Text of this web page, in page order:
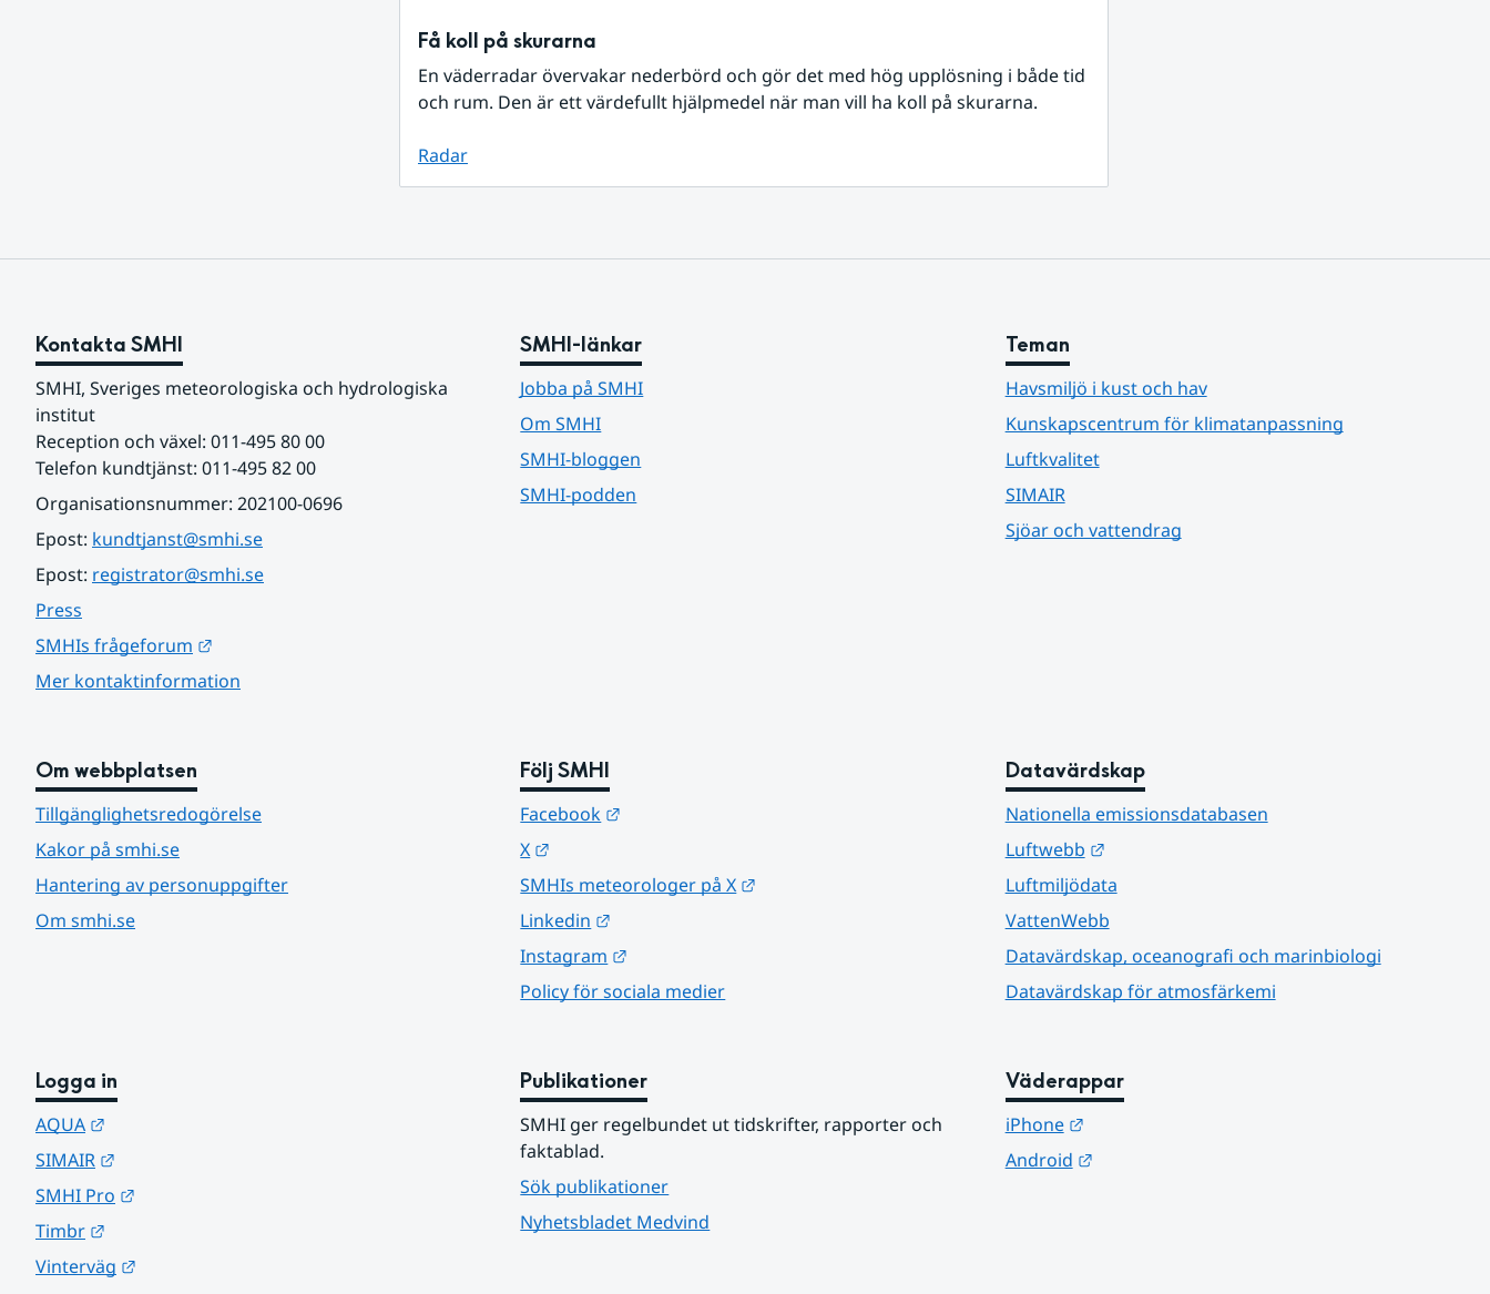
Få koll på skurarna
En väderradar övervakar nederbörd och gör det med hög upplösning i både tid
och rum. Den är ett värdefullt hjälpmedel när man vill ha koll på skurarna.
Radar
Kontakta SMHI
SMHI, Sveriges meteorologiska och hydrologiska
institut
Reception och växel: 011-495 80 00
Telefon kundtjänst: 011-495 82 00
Organisationsnummer: 202100-0696
Epost: kundtjanst@smhi.se
Epost: registrator@smhi.se
Press
SMHIs frågeforum
Mer kontaktinformation
SMHI-länkar
Jobba på SMHI
Om SMHI
SMHI-bloggen
SMHI-podden
Teman
Havsmiljö i kust och hav
Kunskapscentrum för klimatanpassning
Luftkvalitet
SIMAIR
Sjöar och vattendrag
Om webbplatsen
Tillgänglighetsredogörelse
Kakor på smhi.se
Hantering av personuppgifter
Om smhi.se
Följ SMHI
Facebook
X
SMHIs meteorologer på X
Linkedin
Instagram
Policy för sociala medier
Datavärdskap
Nationella emissionsdatabasen
Luftwebb
Länk till annan webbplats.
Luftmiljödata
VattenWebb
Datavärdskap, oceanografi och marinbiologi
Datavärdskap för atmosfärkemi
Logga in
AQUA
SIMAIR
SMHI Pro
Timbr
Vinterväg
Publikationer
SMHI ger regelbundet ut tidskrifter, rapporter och
faktablad.
Sök publikationer
Nyhetsbladet Medvind
Väderappar
iPhone
Länk till annan webbplats.
Android
Länk till annan webbplats.